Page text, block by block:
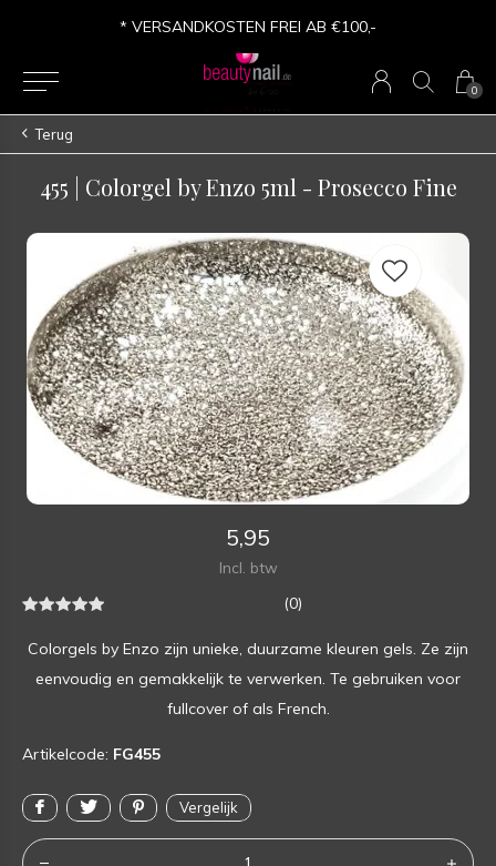
0
* VERSANDKOSTEN FREI AB €100,-
Terug
455 | Colorgel by Enzo 5ml - Prosecco Fine
5,95
Incl. btw
(0)
Colorgels by Enzo zijn unieke, duurzame kleuren gels. Ze zijn
eenvoudig en gemakkelijk te verwerken. Te gebruiken voor
fullcover of als French.
Artikelcode: FG455
Vergelijk